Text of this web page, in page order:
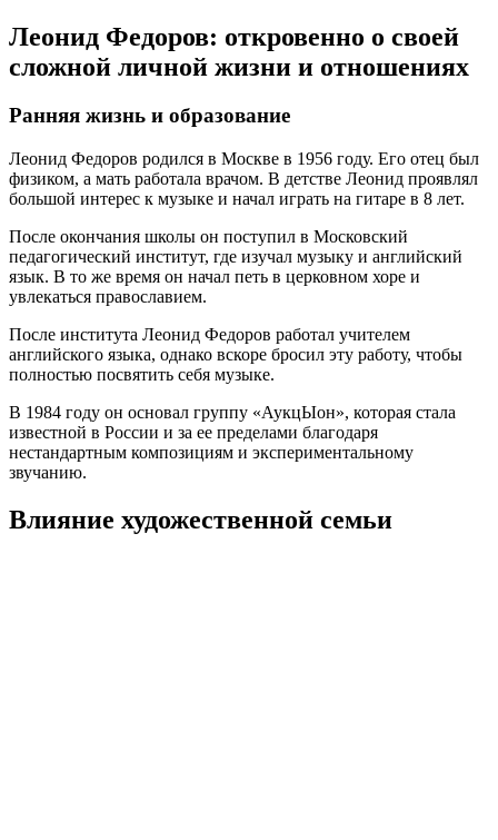
Леонид Федоров: откровенно о своей
сложной личной жизни и отношениях
Ранняя жизнь и образование
Леонид Федоров родился в Москве в 1956 году. Его отец был
физиком, а мать работала врачом. В детстве Леонид проявлял
большой интерес к музыке и начал играть на гитаре в 8 лет.
После окончания школы он поступил в Московский
педагогический институт, где изучал музыку и английский
язык. В то же время он начал петь в церковном хоре и
увлекаться православием.
После института Леонид Федоров работал учителем
английского языка, однако вскоре бросил эту работу, чтобы
полностью посвятить себя музыке.
В 1984 году он основал группу «АукцЫон», которая стала
известной в России и за ее пределами благодаря
нестандартным композициям и экспериментальному
звучанию.
Влияние художественной семьи